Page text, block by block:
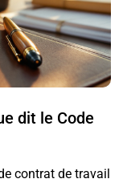
dit le Code
contrat de travail